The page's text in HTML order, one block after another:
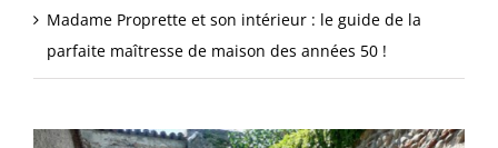
Madame Proprette et son intérieur : le guide de la
parfaite maîtresse de maison des années 50 !